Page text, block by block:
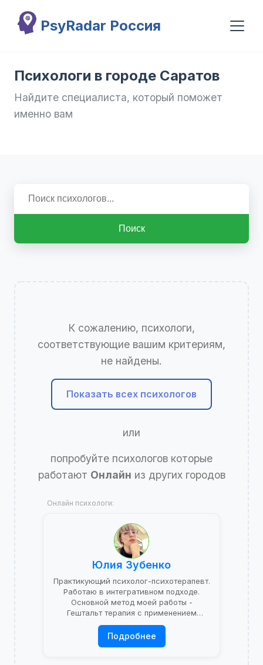
PsyRadar Россия
Психологи в городе Саратов
Найдите специалиста, который поможет
именно вам
Поиск
К сожалению, психологи,
соответствующие вашим критериям,
не найдены.
Показать всех психологов
или
попробуйте психологов которые
работают Онлайн из других городов
Онлайн психологи:
Юлия Зубенко
Практикующий психолог-психотерапевт.
Работаю в интегративном подходе.
Основной метод моей работы -
Гештальт терапия с применением
психоаналитической теории.
Подробнее